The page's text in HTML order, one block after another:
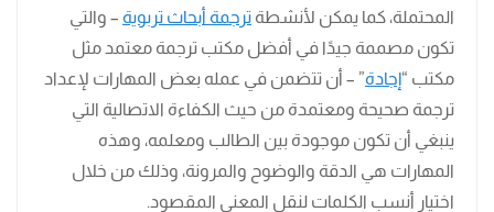
المحتملة، كما يمكن لأنشطة ترجمة أبحاث تربوية – والتي
تكون مصممة جيدًا في أفضل مكتب ترجمة معتمد مثل
مكتب “إجادة” – أن تتضمن في عمله بعض المهارات لإعداد
ترجمة صحيحة ومعتمدة من حيث الكفاءة الاتصالية التي
ينبغي أن تكون موجودة بين الطالب ومعلمه، وهذه
المهارات هي الدقة والوضوح والمرونة، وذلك من خلال
اختيار أنسب الكلمات لنقل المعنى المقصود.